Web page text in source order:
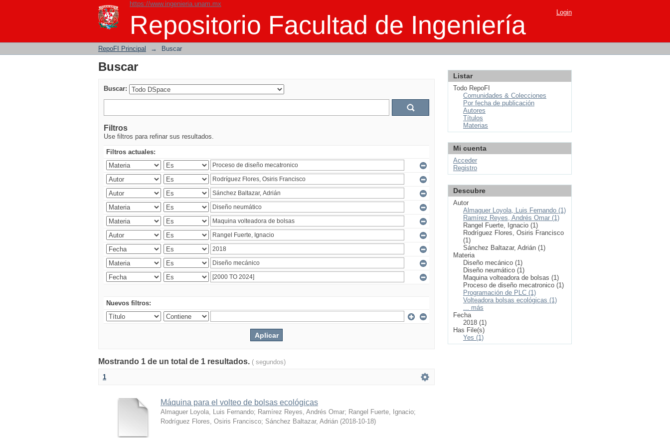
https://www.ingenieria.unam.mx
Repositorio Facultad de Ingeniería
Buscar Login
RepoFI Principal → Buscar
Buscar
Buscar:
Filtros
Use filtros para refinar sus resultados.
Filtros actuales:
Nuevos filtros:
Mostrando 1 de un total de 1 resultados. ( segundos)
1
Máquina para el volteo de bolsas ecológicas
Almaguer Loyola, Luis Fernando; Ramírez Reyes, Andrés Omar; Rangel Fuerte, Ignacio;
Rodríguez Flores, Osiris Francisco; Sánchez Baltazar, Adrián (2018-10-18)
Listar
Todo RepoFI
Comunidades & Colecciones
Por fecha de publicación
Autores
Títulos
Materias
Mi cuenta
Acceder
Registro
Descubre
Autor
Almaguer Loyola, Luis Fernando (1)
Ramírez Reyes, Andrés Omar (1)
Rangel Fuerte, Ignacio (1)
Rodríguez Flores, Osiris Francisco
(1)
Sánchez Baltazar, Adrián (1)
Materia
Diseño mecánico (1)
Diseño neumático (1)
Maquina volteadora de bolsas (1)
Proceso de diseño mecatronico (1)
Programación de PLC (1)
Volteadora bolsas ecológicas (1)
... más
Fecha
2018 (1)
Has File(s)
Yes (1)